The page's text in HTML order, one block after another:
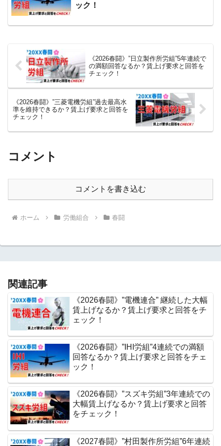
ック！
《2026春闘》”日立製作所労組”5年連続で
の満額回答なるか？賃上げ要求と回答を
チェック！
《2026春闘》”三菱電機労組”過去最高水
準を維持できるか？賃上げ要求と回答を
チェック！
コメント
コメントを書き込む
ホーム 労働組合 春闘
関連記事
《2026春闘》”電機連合” 継続した大幅
賃上げなるか？賃上げ要求と回答をチ
ェック！
《2026春闘》”IHI労組”4連続での満額
回答なるか？賃上げ要求と回答をチェ
ック！
《2026春闘》”スズキ労組”3年連続での
大幅賃上げなるか？賃上げ要求と回答
をチェック！
《2027春闘》”村田製作所労組”6年連続